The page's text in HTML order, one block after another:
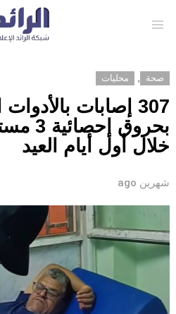
صحة محليات
307 إصابات
بحروق
خلال أول أيام العيد
شهرين ago